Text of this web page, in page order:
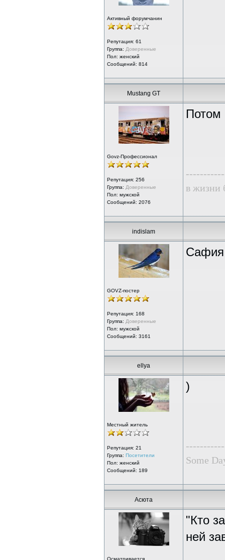
Активный форумчанин
Репутация: 61
Группа: Доверенные
Пол: женский
Сообщений: 814
Mustang GT
Govz-Профессионал
Репутация: 256
Группа: Доверенные
Пол: мужской
Сообщений: 2076
Потом
в жизни
indislam
GOVZ-постер
Репутация: 168
Группа: Доверенные
Пол: мужской
Сообщений: 3161
Сафия
ellya
Местный житель
Репутация: 21
Группа: Посетители
Пол: женский
Сообщений: 189
)
Some
Асюта
Осматривается
"Кто
ней